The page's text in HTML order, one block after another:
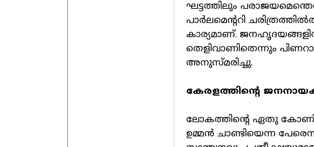
ഘട്ടത്തിലും
പാര്‍ലമെന്ററി
കാര്യമാണ്. ജനഹൃദയങ്ങളില്‍
തെളിവാണിതെന്നും
അനുസ്മരിച്ചു.
കേരളത്തിന്റെ
ലോകത്തിന്റെ ഏതു
ഉമ്മന്‍ ചാണ്ടിയെന്ന